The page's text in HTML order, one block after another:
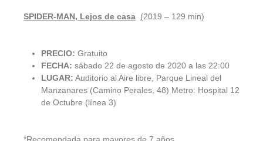
SPIDER-MAN, Lejos de casa (2019 – 129 min)
PRECIO: Gratuito
FECHA: sábado 22 de agosto de 2020 a las 22:00
LUGAR: Auditorio al Aire libre, Parque Lineal del
Manzanares (Camino Perales, 48) Metro: Hospital 12
de Octubre (línea 3)